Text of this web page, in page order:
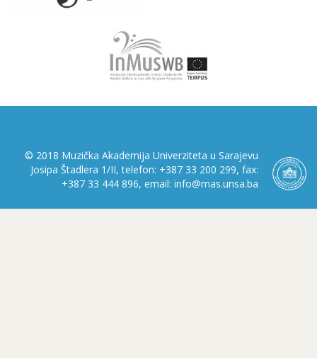
© 2018 Muzička Akademija Univerziteta u Sarajevu
Josipa Štadlera 1/II, telefon: +387 33 200 299, fax:
+387 33 444 896, email: info@mas.unsa.ba